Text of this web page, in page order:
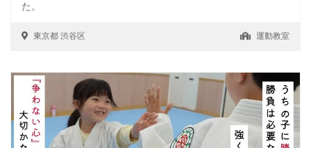
た。
東京都 渋谷区 運動教室